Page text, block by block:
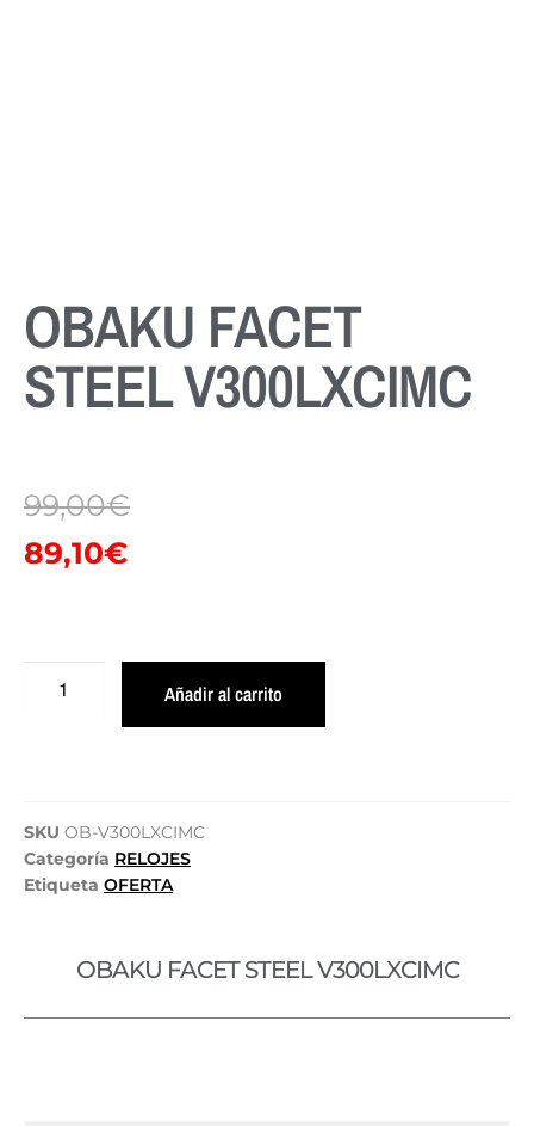
OBAKU FACET
STEEL V300LXCIMC
99,00€
89,10€
Añadir al carrito
SKU OB-V300LXCIMC
Categoría RELOJES
Etiqueta OFERTA
OBAKU FACET STEEL V300LXCIMC